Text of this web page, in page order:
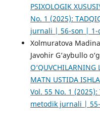
PSIXOLOGIK
No. 1 (2025):
jurnali | 56-son | 1-
Xolmuratova
Javohir G‘aybullo
O‘QUVCHILARNING
MATN USTIDA
Vol. 55 No. 1
metodik jurnali |